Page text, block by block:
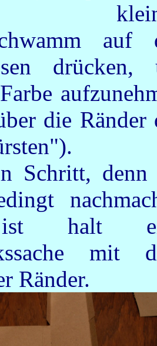
auf
drücken,
die Ränder
Schritt,
ist halt
mit
Ränder.